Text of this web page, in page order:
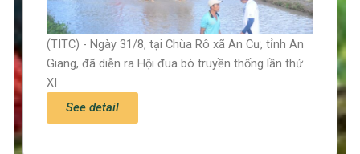
(TITC) - Ngày 31/8, tại Chùa Rô xã An Cư, tỉnh An
Giang, đã diễn ra Hội đua bò truyền thống lần thứ
XI
See detail